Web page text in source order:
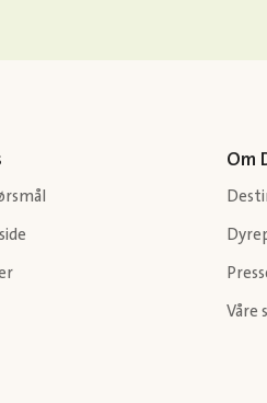
Om
Våre